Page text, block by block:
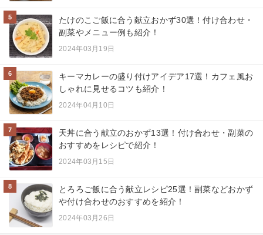
5
たけのこご飯に合う献立おかず30選！付け合わせ・
副菜やメニュー例も紹介！
2024年03月19日
6
キーマカレーの盛り付けアイデア17選！カフェ風お
しゃれに見せるコツも紹介！
2024年04月10日
7
天丼に合う献立のおかず13選！付け合わせ・副菜の
おすすめをレシピで紹介！
2024年03月15日
8
とろろご飯に合う献立レシピ25選！副菜などおかず
や付け合わせのおすすめを紹介！
2024年03月26日